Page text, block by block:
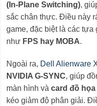
(In-Plane Switching),
sắc chân thực. Điều này
game, đặc biệt là các tựa
như FPS hay MOBA.
Ngoài ra, Dell Alienware
NVIDIA G-SYNC, giúp
màn hình và card đồ họa
kéo giảm độ phân giải.